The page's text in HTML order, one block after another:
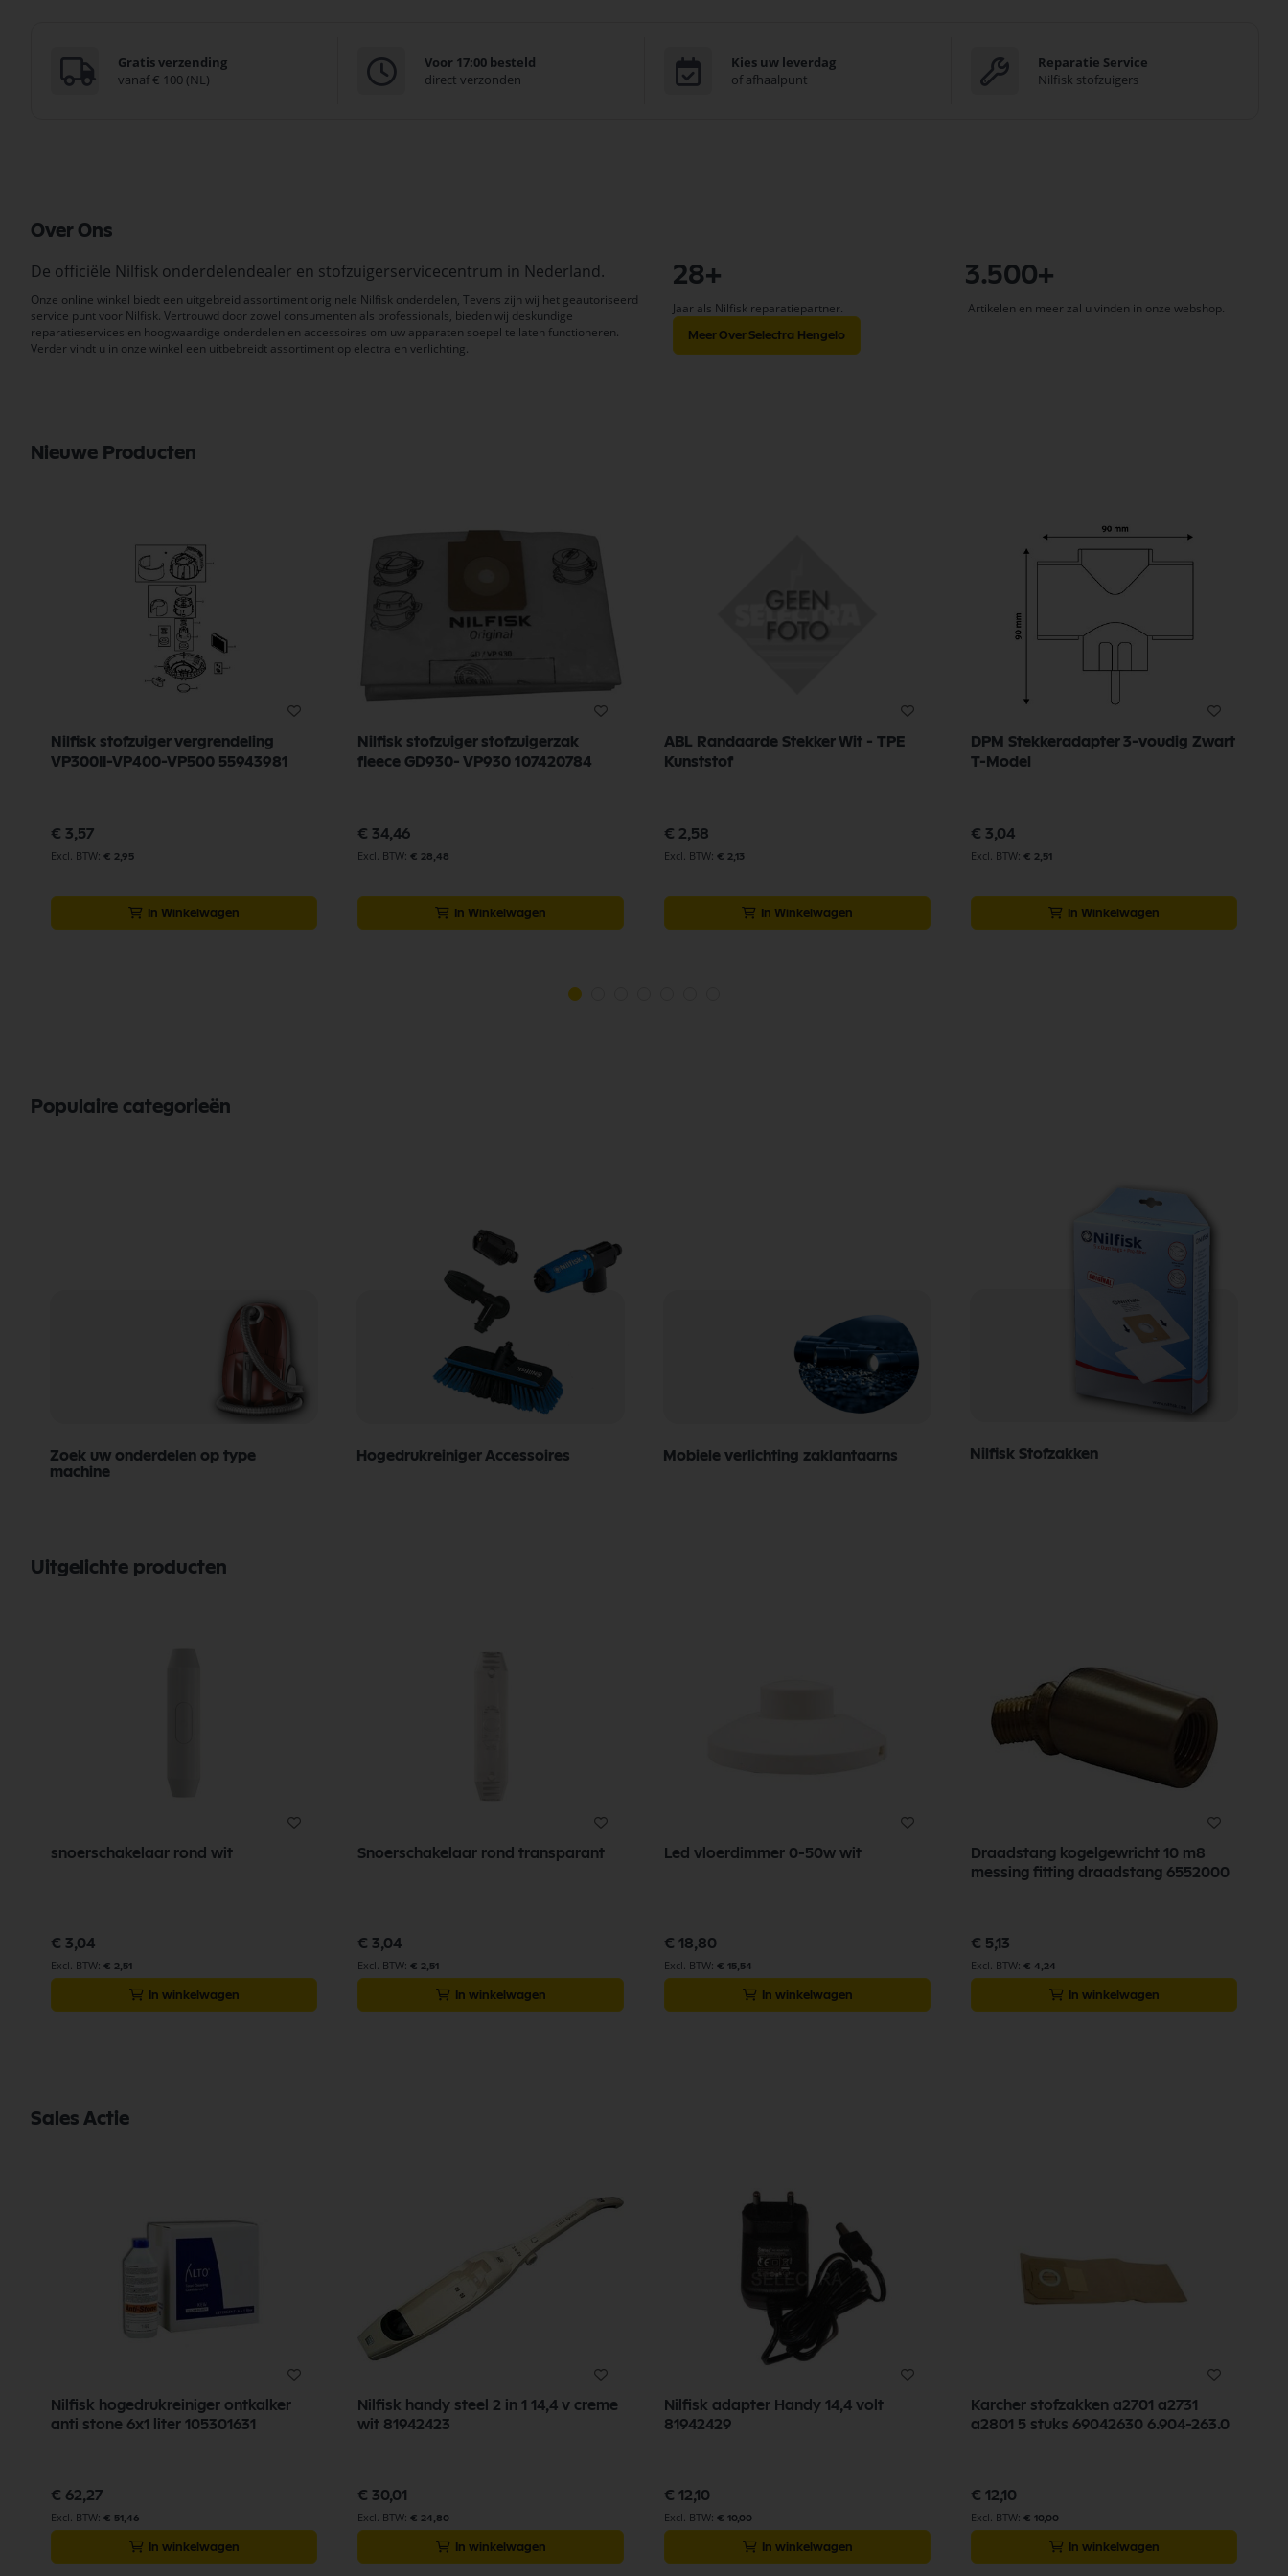
Gratis verzending
vanaf € 100 (NL)
Voor 17:00 besteld
direct verzonden
Kies uw leverdag
of afhaalpunt
Reparatie Service
Nilfisk stofzuigers
Over Ons
De officiële Nilfisk onderdelendealer en stofzuigerservicecentrum in Nederland.
Onze online winkel biedt een uitgebreid assortiment originele Nilfisk onderdelen, Tevens zijn wij het geautoriseerd
service punt voor Nilfisk. Vertrouwd door zowel consumenten als professionals, bieden wij deskundige
reparatieservices en hoogwaardige onderdelen en accessoires om uw apparaten soepel te laten functioneren.
Verder vindt u in onze winkel een uitbebreidt assortiment op electra en verlichting.
28+
Jaar als Nilfisk reparatiepartner.
3.500+
Artikelen en meer zal u vinden in onze webshop.
Meer Over Selectra Hengelo
Nieuwe Producten
Nilfisk stofzuiger vergrendeling
VP300II-VP400-VP500 55943981
€ 3,57
€ 2,95
In Winkelwagen
Nilfisk stofzuiger stofzuigerzak
fleece GD930- VP930 107420784
€ 34,46
€ 28,48
In Winkelwagen
ABL Randaarde Stekker Wit - TPE
Kunststof
€ 2,58
€ 2,13
In Winkelwagen
DPM Stekkeradapter 3-voudig Zwart
T-Model
€ 3,04
€ 2,51
In Winkelwagen
Populaire categorieën
Zoek uw onderdelen op type
machine
Hogedrukreiniger Accessoires Mobiele verlichting zaklantaarns Nilfisk Stofzakken
Uitgelichte producten
snoerschakelaar rond wit
€ 3,04
€ 2,51
In winkelwagen
Snoerschakelaar rond transparant
€ 3,04
€ 2,51
In winkelwagen
Led vloerdimmer 0-50w wit
€ 18,80
€ 15,54
In winkelwagen
Draadstang kogelgewricht 10 m8
messing fitting draadstang 6552000
€ 5,13
€ 4,24
In winkelwagen
Sales Actie
Nilfisk hogedrukreiniger ontkalker
anti stone 6x1 liter 105301631
€ 62,27
€ 51,46
In winkelwagen
Nilfisk handy steel 2 in 1 14,4 v creme
wit 81942423
€ 30,01
€ 24,80
In winkelwagen
Nilfisk adapter Handy 14,4 volt
81942429
€ 12,10
€ 10,00
In winkelwagen
Karcher stofzakken a2701 a2731
a2801 5 stuks 69042630 6.904-263.0
€ 12,10
€ 10,00
In winkelwagen